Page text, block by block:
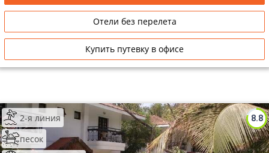
Отели без перелета
Купить путевку в офисе
8.8
2-я линия
песок